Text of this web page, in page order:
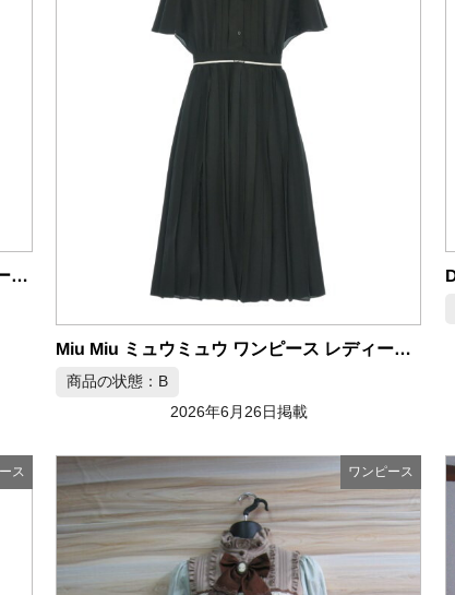
THE ROW SUNNY DRESS シャツワンピース ロング 長袖 S ベージュ
Miu Miu ミュウミュウ ワンピース レディース Sサイズ
商品の状態：B
2026年6月26日掲載
ス ワンピース